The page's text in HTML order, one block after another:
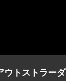
ウトストラーダ